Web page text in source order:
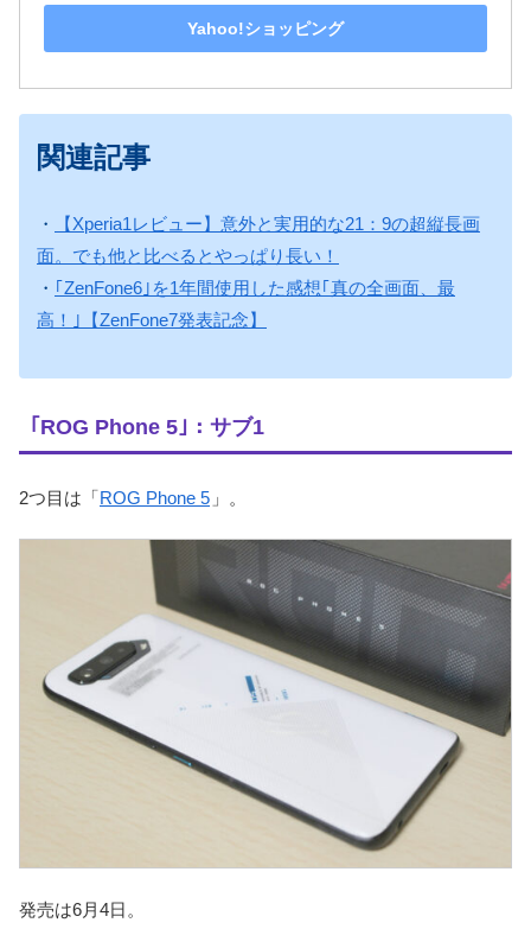
Yahoo!ショッピング
関連記事
・
【Xperia1レビュー】意外と実用的な21：9の超縦長画
面。でも他と比べるとやっぱり長い！
・ ｢ZenFone6｣を1年間使用した感想｢真の全画面、最
高！｣【ZenFone7発表記念】
｢ROG Phone 5｣：サブ1
2つ目は「ROG Phone 5 」。
発売は6月4日。